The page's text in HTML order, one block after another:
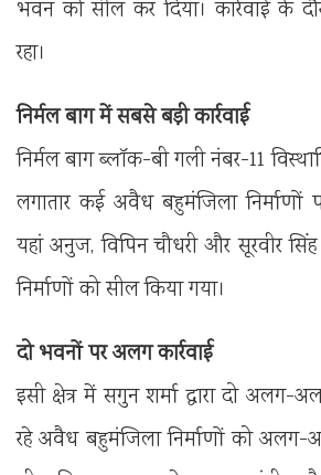
भवन को सील कर दिया। कार्रवाई के
रहा।
निर्मल बाग में सबसे बड़ी कार्रवाई
निर्मल बाग ब्लॉक-बी गली नंबर-11
लगातार कई अवैध बहुमंजिला निर्माणों
यहां अनुज, विपिन चौधरी और सूरवीर सिंह
निर्माणों को सील किया गया।
दो भवनों पर अलग कार्रवाई
इसी क्षेत्र में सगुन शर्मा द्वारा दो अलग-
रहे अवैध बहुमंजिला निर्माणों को अलग-